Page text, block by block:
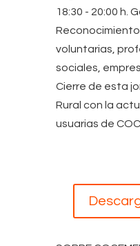
18:30 - 20:00 h.
voluntarias,
sociales,
Cierre de esta
Rural con la
usuarias de